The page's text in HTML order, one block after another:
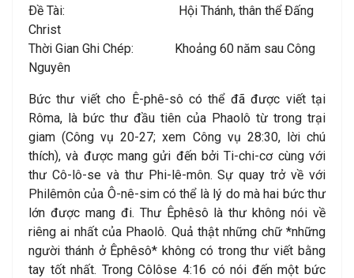
Ðề Tài: Hội Thánh, thân thể Ðấng
Christ
Thời Gian Ghi Chép: Khoảng 60 năm sau Công
Nguyên
Bức thư viết cho Ê-phê-sô có thể đã được viết tại
Rôma, là bức thư đầu tiên của Phaolô từ trong trại
giam (Công vụ 20-27; xem Công vụ 28:30, lời chú
thích), và được mang gửi đến bởi Ti-chi-cơ cùng với
thư Cô-lô-se và thư Phi-lê-môn. Sự quay trở về với
Philêmôn của Ô-nê-sim có thể là lý do mà hai bức thư
lớn được mang đi. Thư Êphêsô là thư không nói về
riêng ai nhất của Phaolô. Quả thật những chữ *những
người thánh ở Êphêsô* không có trong thư viết bằng
tay tốt nhất. Trong Côlôse 4:16 có nói đến một bức